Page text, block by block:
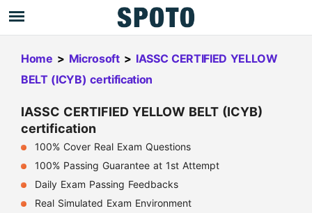
Home > Microsoft > IASSC CERTIFIED YELLOW
BELT (ICYB) certification
IASSC CERTIFIED YELLOW BELT (ICYB)
certification
100% Cover Real Exam Questions
100% Passing Guarantee at 1st Attempt
Daily Exam Passing Feedbacks
Real Simulated Exam Environment